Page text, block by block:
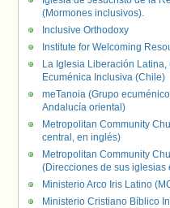
(Mormones inclusivos).
Inclusive Orthodoxy
Institute for Welcoming
La Iglesia Liberación Latina,
Ecuménica Inclusiva (Chile)
meTanoia (Grupo
Andalucía oriental)
Metropolitan Community
central, en inglés)
Metropolitan Community
(Direcciones de sus iglesias
Ministerio Arco Iris Latino
Ministerio Cristiano Bíblico